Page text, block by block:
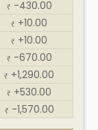
₹ -430.00
₹ +10.00
₹ +10.00
₹ -670.00
₹ +1,290.00
₹ +530.00
₹ -1,570.00